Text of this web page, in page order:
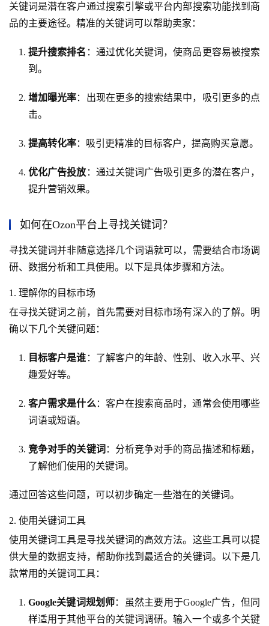
关键词是潜在客户通过搜索引擎或平台内部搜索功能找到商
品的主要途径。精准的关键词可以帮助卖家：
提升搜索排名 ：通过优化关键词，使商品更容易被搜索
到。
增加曝光率：出现在更多的搜索结果中，吸引更多的点
击。
提高转化率：吸引更精准的目标客户，提高购买意愿。
优化广告投放 ：通过关键词广告吸引更多的潜在客户，
提升营销效果。
如何在Ozon平台上寻找关键词？
寻找关键词并非随意选择几个词语就可以，需要结合市场调
研、数据分析和工具使用。以下是具体步骤和方法。
1. 理解你的目标市场
在寻找关键词之前，首先需要对目标市场有深入的了解。明
确以下几个关键问题：
目标客户是谁 ：了解客户的年龄、性别、收入水平、兴
趣爱好等。
客户需求是什么 ：客户在搜索商品时，通常会使用哪些
词语或短语。
竞争对手的关键词 ：分析竞争对手的商品描述和标题，
了解他们使用的关键词。
通过回答这些问题，可以初步确定一些潜在的关键词。
2. 使用关键词工具
使用关键词工具是寻找关键词的高效方法。这些工具可以提
供大量的数据支持，帮助你找到最适合的关键词。以下是几
款常用的关键词工具：
Google关键词规划师：虽然主要用于Google广告，但同
样适用于其他平台的关键词调研。输入一个或多个关键